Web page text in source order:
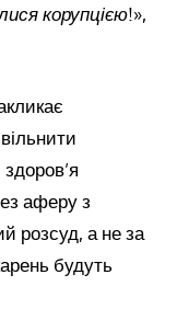
корупцією!»,
аферу з
розсуд, а не за
будуть